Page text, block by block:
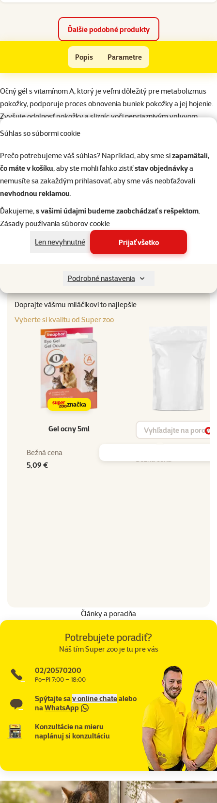
Súhlas so súbormi cookie
Prečo potrebujeme váš súhlas? Napríklad, aby sme sizapamätali,
čo máte v košíku, aby ste mohli ľahko zistiťstav objednávkya
nemusíte sa zakaždým prihlasovať, aby sme vás neobťažovali
nevhodnou reklamou.
Ďakujeme,s vašimi údajmi budeme zaobchádzať s rešpektom.
Zásady používania súborov cookie
Len nevyhnutné
Prijať všetko
Podrobné nastavenia
Ďalšie podobné produkty
Popis Parametre
Na začiatok stránky
superzoo.product.detail.content
Očný gél s vitamínom A, ktorý je veľmi dôležitý pre metabolizmus
pokožky, podporuje proces obnovenia buniek pokožky a jej hojenie.
Zvyšuje odolnosť pokožky a slizníc voči nepriaznivým vplyvom
okolitého prostredia.
zápal. Seno, slama a piliny v klietke pre malé zvieratá, môžu byť
zaprášené alebo obsahovať nečistoty a to tiež môže dráždiť oči a
spôsobovať opuchy. Gél pôsobí ako ďalšie mazivo pre rohovku.
Upokojuje vysušenie a pomáha oko prirodzene vypláchnuť.
Návod na použitie:
čo zabezpečuje trubica. Gél sa ľahko roztopí a začne pôsobiť.
Parametre
Beaphar
8711231153480
Doprajte vášmu miláčikovi to najlepšie
Vyberte si kvalitu od Super zoo
značka
Gel ocny 5ml
Vyhľadávanie produktu
Bežná cena
5,09 €
Bežná cena
Články a poradňa
Potrebujete poradiť?
Náš tím Super zoo je tu pre vás
02/20570200
Po–Pi 7:00 – 18:00
Spýtajte sav online chatealebo
naWhatsApp
Konzultácie na mieru
naplánuj si konzultáciu